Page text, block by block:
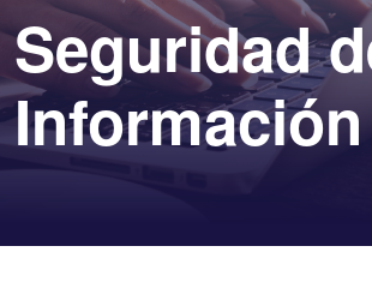
Seguridad
Información